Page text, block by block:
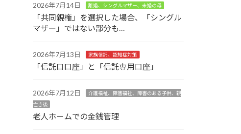
2026年7月14日 離婚、シングルマザー、未婚の母
「共同親権」を選択した場合、「シングル
マザー」ではない部分も…
2026年7月13日 家族信託、認知症対策
「信託口口座」と「信託専用口座」
2026年7月12日
介護福祉、障害福祉、障害のある子供、親
亡き後
老人ホームでの金銭管理